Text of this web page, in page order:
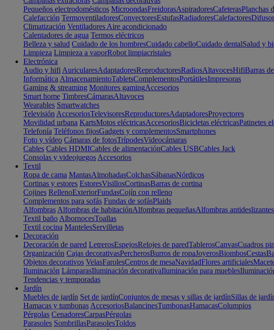
Pequeños electrodomésticos MicroondasFreidorasAspiradoresCafeterasPlanchas
Calefacción TermoventiladoresConvectoresEstufasRadiadoresCalefactores
Climatización Ventiladores Aire acondicionado
Calentadores de agua Termos eléctricos
Belleza y salud Cuidado de los hombresCuidado cabelloCuidado dentalSalud y
Limpieza Limpieza a vaporRobot limpiacristales
Electrónica
Audio y hifi AuricularesAdaptadoresReproductoresRadiosAltavocesHifiBarras
Informática AlmacenamientoTabletsComplementosPortátilesImpresoras
Gaming & streaming Monitores gamingAccesorios
Smart home TimbresCámarasAltavoces
Wearables Smartwatches
Televisión AccesoriosTelevisoresReproductoresAdaptadoresProyectores
Movilidad urbana KartsMotos eléctricasAccesoriosBicicletas eléctricasPatinetes
Telefonía Teléfonos fijosGadgets y complementosSmartphones
Foto y vídeo Cámaras de fotosTrípodesVideocámaras
Cables Cables HDMICables de alimentaciónCables USBCables Jack
Consolas y videojuegos Accesorios
Textil
Ropa de cama MantasAlmohadasColchasSábanasNórdicos
Cortinas y estores EstoresVisillosCortinasBarras de cortina
Cojines RellenoExteriorFundasCojín con relleno
Complementos para sofás Fundas de sofásPlaids
Alfombras Alfombras de habitaciónAlfombras pequeñasAlfombras antideslizantes
Textil baño AlbornocesToallas
Textil cocina MantelesServilletas
Decoración
Decoración de pared LetrerosEspejosRelojes de paredTablerosCanvasCuadros
Organización Cajas decorativasPercherosBurros de ropaJoyerosBiombosCestas
Objetos decorativos VelasFarolesCentros de mesaNavidadFlores artificiales
Iluminación LámparasIluminación decorativaIluminación para muebles
Tendencias y temporadas
Jardín
Muebles de jardín Set de jardínConjuntos de mesas y sillas de jardínSillas de
Hamacas y tumbonas AccesoriosBalancinesTumbonasHamacasColumpios
Pérgolas CenadoresCarpasPérgolas
Parasoles SombrillasParasolesToldos